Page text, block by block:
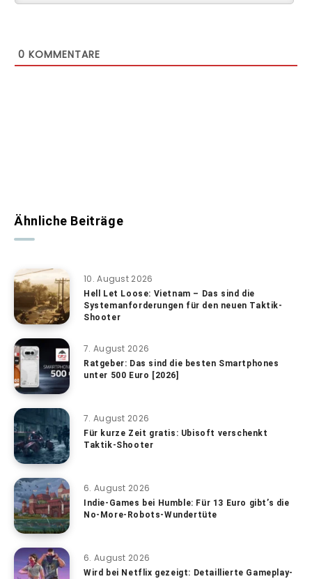
0 KOMMENTARE
Ähnliche Beiträge
10. August 2026
Hell Let Loose: Vietnam – Das sind die
Systemanforderungen für den neuen Taktik-
Shooter
7. August 2026
Ratgeber: Das sind die besten Smartphones
unter 500 Euro [2026]
7. August 2026
Für kurze Zeit gratis: Ubisoft verschenkt
Taktik-Shooter
6. August 2026
Indie-Games bei Humble: Für 13 Euro gibt’s die
No-More-Robots-Wundertüte
6. August 2026
Wird bei Netflix gezeigt: Detaillierte Gameplay-